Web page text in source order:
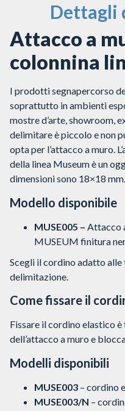
Dettagli
Attacco a
colonnina
I prodotti segnapercorso
soprattutto in ambienti
mostre d’arte, showroom,
delimitare è piccolo e non
opta per l’attacco a muro.
della linea Museum è un
dimensioni sono 18×18 mm.
Modello disponibile
MUSE005 – Attacco
MUSEUM finitura
Scegli il cordino adatto
delimitazione.
Come fissare il
Fissare il cordino elastico
dell’attacco a muro e
Modelli disponibili
MUSE003 – cordino
MUSE003/N –